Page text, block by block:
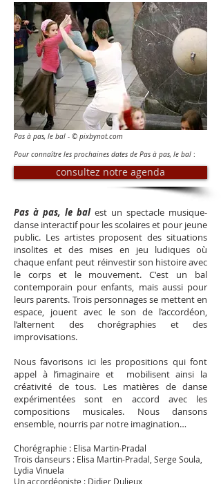
Pas à pas, le bal - © pixbynot.com
Pour connaître les prochaines dates de Pas à pas, le bal :
consultez notre agenda
Pas à pas, le bal est un spectacle musique-
danse interactif pour les scolaires et pour jeune
public. Les artistes proposent des situations
insolites et des mises en jeu ludiques où
chaque enfant peut réinvestir son histoire avec
le corps et le mouvement. C'est un bal
contemporain pour enfants, mais aussi pour
leurs parents. Trois personnages se mettent en
espace, jouent avec le son de l’accordéon,
l’alternent des chorégraphies et des
improvisations.
Nous favorisons ici les propositions qui font
appel à l’imaginaire et mobilisent ainsi la
créativité de tous. Les matières de danse
expérimentées sont en accord avec les
compositions musicales. Nous dansons
ensemble, nourris par notre imagination…
Chorégraphie : Elisa Martin-Pradal
Trois danseurs : Elisa Martin-Pradal, Serge Soula,
Lydia Vinuela
Un accordéoniste : Didier Dulieux